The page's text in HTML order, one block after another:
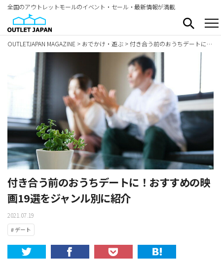
全国のアウトレットモールのイベント・セール・最新情報が満載
OUTLETJAPAN MAGAZINE > おでかけ・遊ぶ >付き合う前のおうちデートに！おすすめの映画19選をジャンル別に紹介
付き合う前のおうちデートに！おすすめの映
画19選をジャンル別に紹介
2021.07.19
# デート